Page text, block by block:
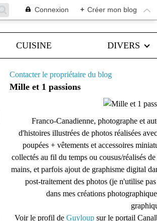
Connexion + Créer mon blog
CUISINE DIVERS
Contacter le propriétaire du blog
Mille et 1 passions
Franco-Canadienne, photographe et
d'histoires illustrées de photos réalisées
poupées + vêtements et accessoires
collectés au fil du temps ou cousus/réalisés de
mains, et parfois ajout de graphisme digital
post-traitement des photos (je n'utilise
dans mes créations
Voir le profil de Guyloup sur le portail